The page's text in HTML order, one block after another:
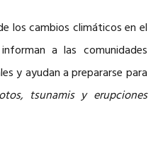
los cambios climáticos en el
a las comunidades
y ayudan a prepararse para
tsunamis y erupciones